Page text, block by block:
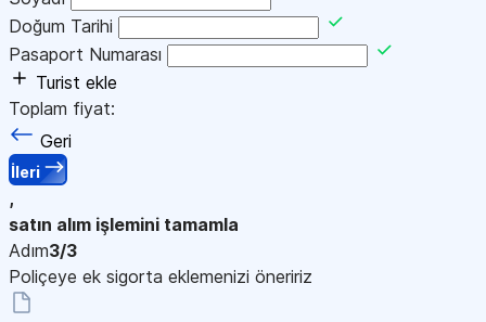
Doğum Tarihi
Pasaport Numarası
Turist ekle
Toplam fiyat:
Geri
İleri
,
satın alım işlemini tamamla
Adım3/3
Poliçeye ek sigorta eklemenizi öneririz